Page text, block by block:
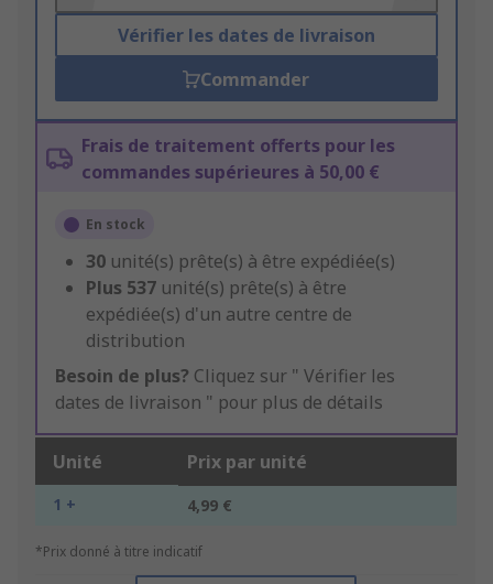
Vérifier les dates de livraison
Commander
Frais de traitement offerts pour les
commandes supérieures à 50,00 €
En stock
30 unité(s) prête(s) à être expédiée(s)
Plus 537 unité(s) prête(s) à être
expédiée(s) d'un autre centre de
distribution
Besoin de plus? Cliquez sur " Vérifier les
dates de livraison " pour plus de détails
Unité Prix par unité
1 + 4,99 €
*Prix donné à titre indicatif